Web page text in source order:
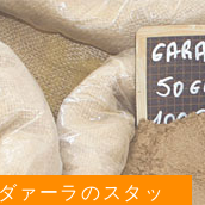
ァーラのスタッ